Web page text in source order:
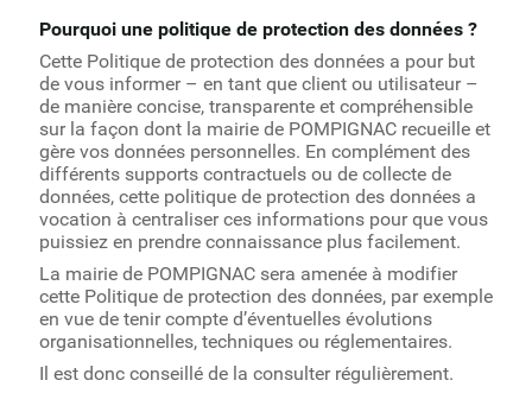
Pourquoi une politique de protection des données ?
Cette Politique de protection des données a pour but
de vous informer – en tant que client ou utilisateur –
de manière concise, transparente et compréhensible
sur la façon dont la mairie de POMPIGNAC recueille et
gère vos données personnelles. En complément des
différents supports contractuels ou de collecte de
données, cette politique de protection des données a
vocation à centraliser ces informations pour que vous
puissiez en prendre connaissance plus facilement.
La mairie de POMPIGNAC sera amenée à modifier
cette Politique de protection des données, par exemple
en vue de tenir compte d’éventuelles évolutions
organisationnelles, techniques ou réglementaires.
Il est donc conseillé de la consulter régulièrement.